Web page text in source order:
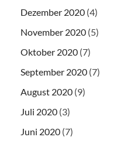
Dezember 2020 (4)
November 2020 (5)
Oktober 2020 (7)
September 2020 (7)
August 2020 (9)
Juli 2020 (3)
Juni 2020 (7)